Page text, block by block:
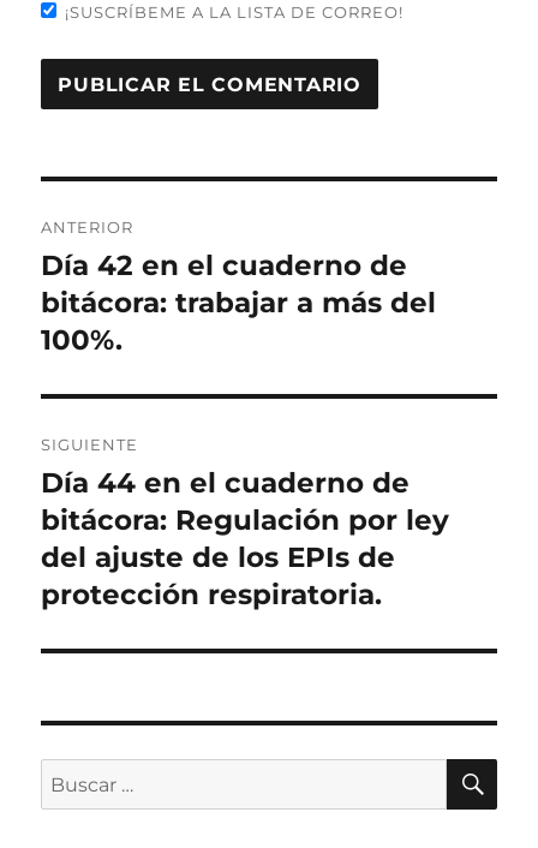
¡SUSCRÍBEME A LA LISTA DE CORREO!
de
entradas
ANTERIOR
Entrada
anterior:
Día 42 en el cuaderno de
bitácora: trabajar a más del
100%.
SIGUIENTE
Entrada
siguiente:
Día 44 en el cuaderno de
bitácora: Regulación por ley
del ajuste de los EPIs de
protección respiratoria.
Buscar
por: